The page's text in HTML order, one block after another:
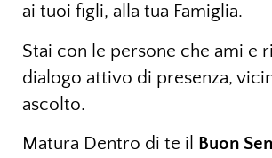
ai tuoi figli, alla tua Famiglia.
Stai con le persone che ami e
dialogo attivo di presenza,
ascolto.
Matura Dentro di te il Buon